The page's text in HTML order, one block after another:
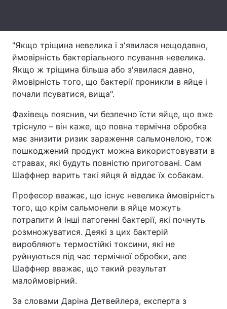
"Якщо тріщина невелика і з'явилася нещодавно,
ймовірність бактеріального псування невелика.
Якщо ж тріщина більша або з'явилася давно,
ймовірність того, що бактерії проникли в яйце і
почали псуватися, вища".
Фахівець пояснив, чи безпечно їсти яйце, що вже
тріснуло – він каже, що повна термічна обробка
має знизити ризик зараження сальмонелою, тож
пошкоджений продукт можна використовувати в
стравах, які будуть повністю приготовані. Сам
Шаффнер варить такі яйця й віддає їх собакам.
Професор вважає, що існує невелика ймовірність
того, що крім сальмонели в яйце можуть
потрапити й інші патогенні бактерії, які почнуть
розмножуватися. Деякі з цих бактерій
виробляють термостійкі токсини, які не
руйнуються під час термічної обробки, але
Шаффнер вважає, що такий результат
малоймовірний.
За словами Даріна Детвейлера, експерта з